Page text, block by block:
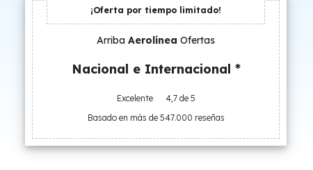
¡Oferta por tiempo limitado!
Arriba Aerolínea Ofertas
Nacional e Internacional *
Excelente
4,7 de 5
Basado en más de 547.000 reseñas